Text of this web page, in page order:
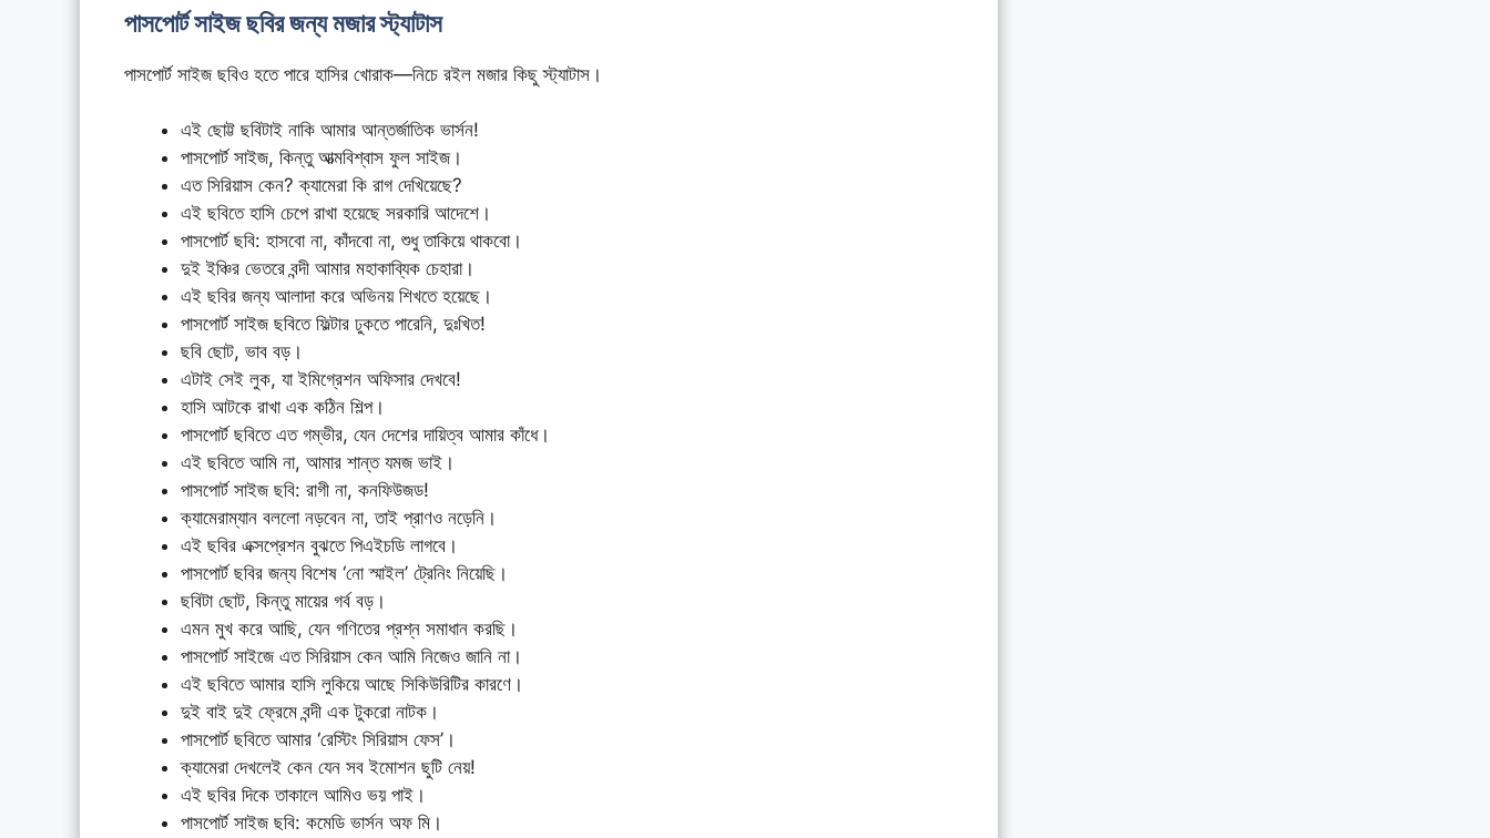
পাসপোর্ট সাইজ ছবির জন্য মজার স্ট্যাটাস
পাসপোর্ট সাইজ ছবিও হতে পারে হাসির খোরাক—নিচে রইল মজার কিছু স্ট্যাটাস।
এই ছোট্ট ছবিটাই নাকি আমার আন্তর্জাতিক ভার্সন!
পাসপোর্ট সাইজ, কিন্তু আত্মবিশ্বাস ফুল সাইজ।
এত সিরিয়াস কেন? ক্যামেরা কি রাগ দেখিয়েছে?
এই ছবিতে হাসি চেপে রাখা হয়েছে সরকারি আদেশে।
পাসপোর্ট ছবি: হাসবো না, কাঁদবো না, শুধু তাকিয়ে থাকবো।
দুই ইঞ্চির ভেতরে বন্দী আমার মহাকাব্যিক চেহারা।
এই ছবির জন্য আলাদা করে অভিনয় শিখতে হয়েছে।
পাসপোর্ট সাইজ ছবিতে ফিল্টার ঢুকতে পারেনি, দুঃখিত!
ছবি ছোট, ভাব বড়।
এটাই সেই লুক, যা ইমিগ্রেশন অফিসার দেখবে!
হাসি আটকে রাখা এক কঠিন শিল্প।
পাসপোর্ট ছবিতে এত গম্ভীর, যেন দেশের দায়িত্ব আমার কাঁধে।
এই ছবিতে আমি না, আমার শান্ত যমজ ভাই।
পাসপোর্ট সাইজ ছবি: রাগী না, কনফিউজড!
ক্যামেরাম্যান বললো নড়বেন না, তাই প্রাণও নড়েনি।
এই ছবির এক্সপ্রেশন বুঝতে পিএইচডি লাগবে।
পাসপোর্ট ছবির জন্য বিশেষ ‘নো স্মাইল’ ট্রেনিং নিয়েছি।
ছবিটা ছোট, কিন্তু মায়ের গর্ব বড়।
এমন মুখ করে আছি, যেন গণিতের প্রশ্ন সমাধান করছি।
পাসপোর্ট সাইজে এত সিরিয়াস কেন আমি নিজেও জানি না।
এই ছবিতে আমার হাসি লুকিয়ে আছে সিকিউরিটির কারণে।
দুই বাই দুই ফ্রেমে বন্দী এক টুকরো নাটক।
পাসপোর্ট ছবিতে আমার ‘রেস্টিং সিরিয়াস ফেস’।
ক্যামেরা দেখলেই কেন যেন সব ইমোশন ছুটি নেয়!
এই ছবির দিকে তাকালে আমিও ভয় পাই।
পাসপোর্ট সাইজ ছবি: কমেডি ভার্সন অফ মি।